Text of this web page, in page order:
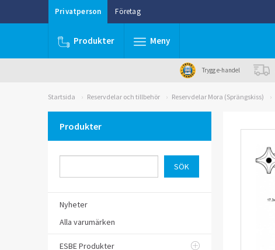
Privatperson Företag
Produkter Meny
Trygg e-handel
Startsida Reservdelar och tillbehör Reservdelar Mora (Sprängskiss)
Produkter
Nyheter
Alla varumärken
ESBE Produkter